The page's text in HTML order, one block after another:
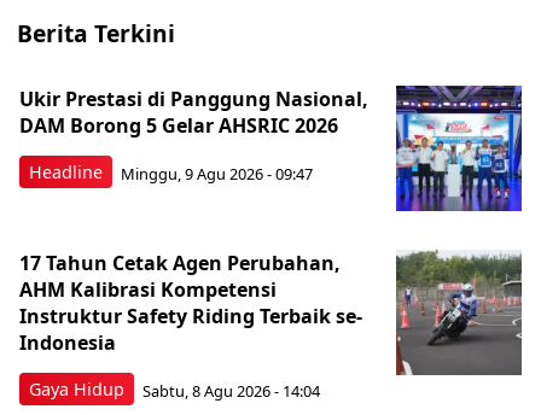
Berita Terkini
Headline
Ukir Prestasi di Panggung Nasional,
DAM Borong 5 Gelar AHSRIC 2026
Minggu, 9 Agu 2026 - 09:47
Gaya Hidup
17 Tahun Cetak Agen Perubahan,
AHM Kalibrasi Kompetensi
Instruktur Safety Riding Terbaik se-
Indonesia
Sabtu, 8 Agu 2026 - 14:04